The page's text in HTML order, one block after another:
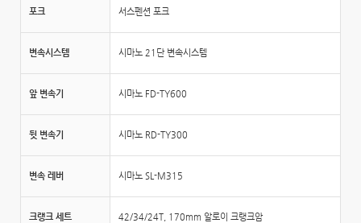
포크 서스펜션 포크
변속시스템 시마노 21단 변속시스템
앞 변속기 시마노 FD-TY600
뒷 변속기 시마노 RD-TY300
변속 레버 시마노 SL-M315
크랭크 세트 42/34/24T, 170mm 알로이 크랭크암